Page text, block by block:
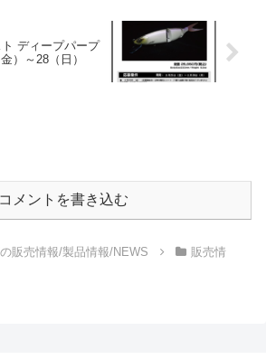
ディープパープ
）～28（日）
コメントを書き込む
販売情報/製品情報/NEWS
販売情